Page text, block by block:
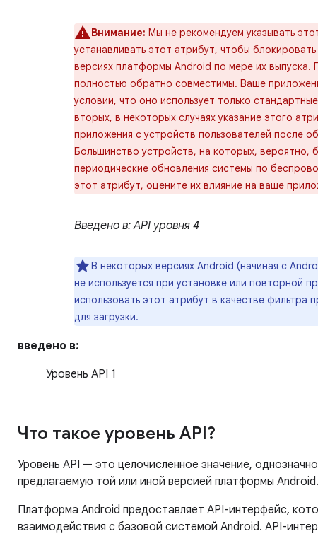
Внимание: Мы не рекомендуем указывать
устанавливать этот атрибут, чтобы
версиях платформы Android по мере их
полностью обратно совместимы. Ваше
условии, что оно использует только
вторых, в некоторых случаях указание этого
приложения с устройств пользователей после
Большинство устройств, на которых, вероятно,
периодические обновления системы по
этот атрибут, оцените их влияние на ваше
Введено в: API уровня 4
В некоторых версиях Android (начиная с
не используется при установке или повторной
использовать этот атрибут в качестве фильтра
для загрузки.
введено в:
Уровень API 1
Что такое уровень API?
Уровень API — это целочисленное значение,
предлагаемую той или иной версией платформы Android.
Платформа Android предоставляет API-интерфейс,
взаимодействия с базовой системой Android. API-